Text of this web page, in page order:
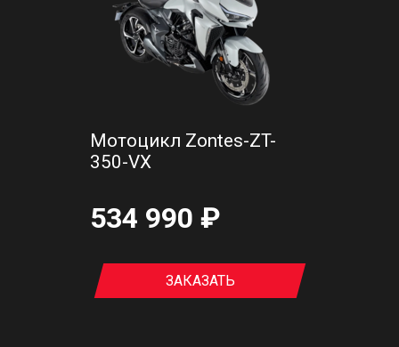
Мотоцикл Zontes-ZT-
350-VX
534 990 ₽
ЗАКАЗАТЬ